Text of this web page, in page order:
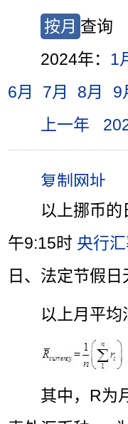
按月 查询
2024年： 1
6月
7月 8月 9
上一年
以上挪币的
午9:15时 央行
日、法定节假日
以上月平均
其中，R为